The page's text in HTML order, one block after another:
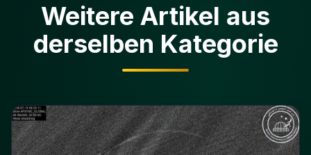
Weitere Artikel aus
derselben Kategorie